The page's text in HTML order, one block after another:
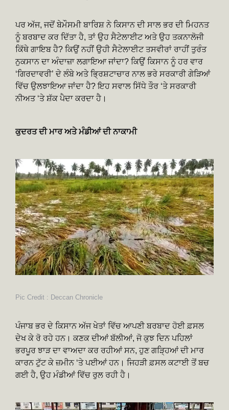
ਪਰ ਅੱਜ, ਜਦੋਂ ਬੇਮੌਸਮੀ ਬਾਰਿਸ਼ ਨੇ ਕਿਸਾਨ ਦੀ ਸਾਲ ਭਰ ਦੀ ਮਿਹਨਤ
ਨੂੰ ਬਰਬਾਦ ਕਰ ਦਿੱਤਾ ਹੈ, ਤਾਂ ਉਹ ਸੈਟੇਲਾਈਟ ਅਤੇ ਉਹ ਤਕਨਾਲੋਜੀ
ਕਿੱਥੇ ਗਾਇਬ ਹੈ? ਕਿਉਂ ਨਹੀਂ ਉਹੀ ਸੈਟੇਲਾਈਟ ਤਸਵੀਰਾਂ ਰਾਹੀਂ ਤੁਰੰਤ
ਨੁਕਸਾਨ ਦਾ ਅੰਦਾਜ਼ਾ ਲਗਾਇਆ ਜਾਂਦਾ? ਕਿਉਂ ਕਿਸਾਨ ਨੂੰ ਹਰ ਵਾਰ
‘ਗਿਰਦਾਵਰੀ’ ਦੇ ਲੰਬੇ ਅਤੇ ਭ੍ਰਿਸ਼ਟਾਚਾਰ ਨਾਲ ਭਰੇ ਸਰਕਾਰੀ ਗੇੜਿਆਂ
ਵਿੱਚ ਉਲਝਾਇਆ ਜਾਂਦਾ ਹੈ? ਇਹ ਸਵਾਲ ਸਿੱਧੇ ਤੌਰ ‘ਤੇ ਸਰਕਾਰੀ
ਨੀਅਤ ‘ਤੇ ਸ਼ੱਕ ਪੈਦਾ ਕਰਦਾ ਹੈ।
ਕੁਦਰਤ ਦੀ ਮਾਰ ਅਤੇ ਮੰਡੀਆਂ ਦੀ ਨਾਕਾਮੀ
Pic Credit : Deccan Chronicle
ਪੰਜਾਬ ਭਰ ਦੇ ਕਿਸਾਨ ਅੱਜ ਖੇਤਾਂ ਵਿੱਚ ਆਪਣੀ ਬਰਬਾਦ ਹੋਈ ਫ਼ਸਲ
ਦੇਖ ਕੇ ਰੋ ਰਹੇ ਹਨ। ਕਣਕ ਦੀਆਂ ਬੱਲੀਆਂ, ਜੋ ਕੁਝ ਦਿਨ ਪਹਿਲਾਂ
ਭਰਪੂਰ ਝਾੜ ਦਾ ਵਾਅਦਾ ਕਰ ਰਹੀਆਂ ਸਨ, ਹੁਣ ਗੜ੍ਹਿਆਂ ਦੀ ਮਾਰ
ਕਾਰਨ ਟੁੱਟ ਕੇ ਜ਼ਮੀਨ ‘ਤੇ ਪਈਆਂ ਹਨ। ਜਿਹੜੀ ਫ਼ਸਲ ਕਟਾਈ ਤੋਂ ਬਚ
ਗਈ ਹੈ, ਉਹ ਮੰਡੀਆਂ ਵਿੱਚ ਰੁਲ ਰਹੀ ਹੈ।